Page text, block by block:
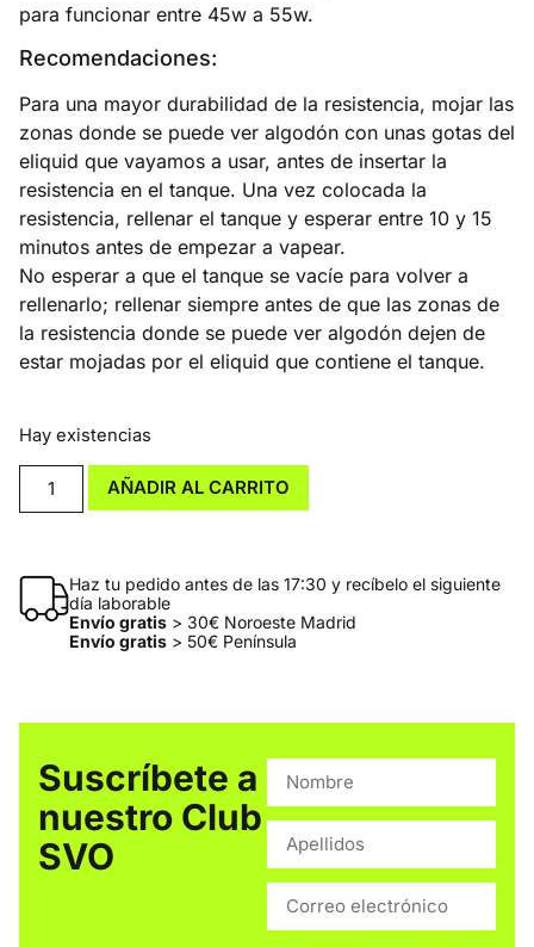
para funcionar entre 45w a 55w.
Recomendaciones:
Para una mayor durabilidad de la resistencia, mojar las
zonas donde se puede ver algodón con unas gotas del
eliquid que vayamos a usar, antes de insertar la
resistencia en el tanque. Una vez colocada la
resistencia, rellenar el tanque y esperar entre 10 y 15
minutos antes de empezar a vapear.
No esperar a que el tanque se vacíe para volver a
rellenarlo; rellenar siempre antes de que las zonas de
la resistencia donde se puede ver algodón dejen de
estar mojadas por el eliquid que contiene el tanque.
Hay existencias
AÑADIR AL CARRITO
Haz tu pedido antes de las 17:30 y recíbelo el siguiente
día laborable
Envío gratis> 30€ Noroeste Madrid
Envío gratis> 50€ Península
Suscríbete a
nuestro Club
SVO